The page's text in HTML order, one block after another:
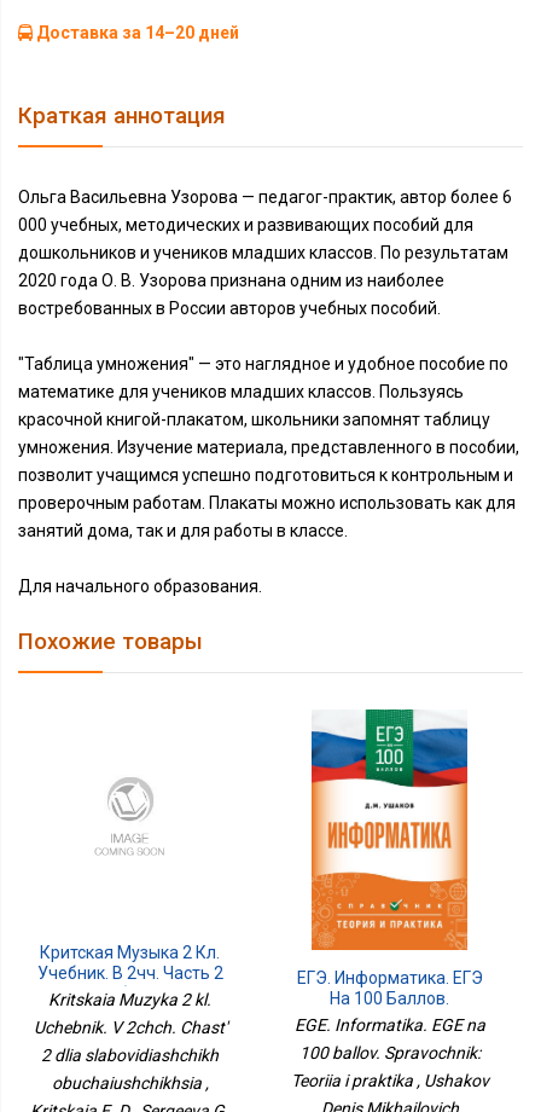
Доставка за 14–20 дней
Краткая аннотация
Ольга Васильевна Узорова — педагог-практик, автор более 6
000 учебных, методических и развивающих пособий для
дошкольников и учеников младших классов. По результатам
2020 года О. В. Узорова признана одним из наиболее
востребованных в России авторов учебных пособий.
"Таблица умножения" — это наглядное и удобное пособие по
математике для учеников младших классов. Пользуясь
красочной книгой-плакатом, школьники запомнят таблицу
умножения. Изучение материала, представленного в пособии,
позволит учащимся успешно подготовиться к контрольным и
проверочным работам. Плакаты можно использовать как для
занятий дома, так и для работы в классе.
Для начального образования.
Похожие товары
Критская Музыка 2 Кл.
Учебник. В 2чч. Часть 2
Для Слабовидящих
Обучающихся
Kritskaia Muzyka 2 kl.
Uchebnik. V 2chch. Chast'
2 dlia slabovidiashchikh
obuchaiushchikhsia ,
ЕГЭ. Информатика. ЕГЭ
На 100 Баллов.
Справочник: Теория И
EGE. Informatika. EGE na
100 ballov. Spravochnik:
Teoriia i praktika , Ushakov